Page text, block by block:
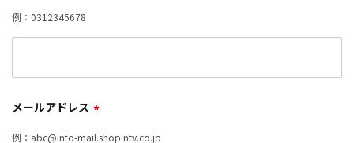
例：0312345678
メールアドレス *
例：abc@info-mail.shop.ntv.co.jp